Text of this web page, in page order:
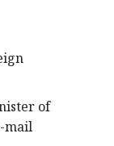
of
mail